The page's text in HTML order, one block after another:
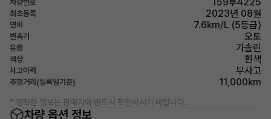
차량번호
최초등록 2023년 08월
연비 7.6km/L (5등급)
변속기 오토
유종 가솔린
색상 흰색
사고이력 무사고
주행거리(등록일기준) 11,000km
* 정확한 정보는 판매자와 반드시 확인하시기 바랍니다.
차량 옵션 정보